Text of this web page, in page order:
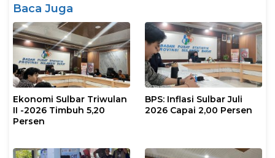
Baca Juga
Ekonomi Sulbar Triwulan
II -2026 Timbuh 5,20
Persen
BPS: Inflasi Sulbar Juli
2026 Capai 2,00 Persen